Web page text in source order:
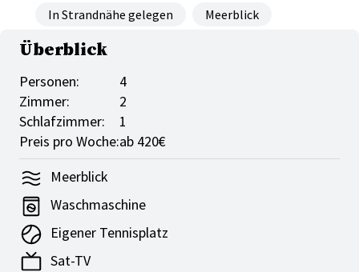
In Strandnähe gelegen Meerblick
Überblick
Personen:
4
Zimmer:
2
Schlafzimmer:
1
Preis pro Woche:ab 420€
Meerblick
Waschmaschine
Eigener Tennisplatz
Sat-TV